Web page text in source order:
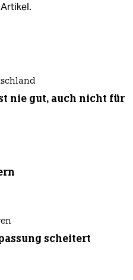
nie gut, auch nicht für
scheitert